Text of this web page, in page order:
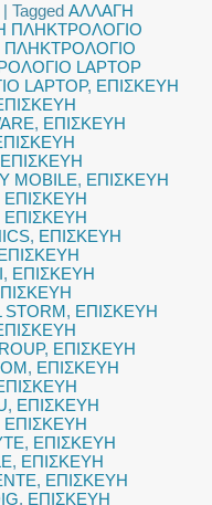
|Tagged ΑΛΛΑΓΗ
ΠΛΗΚΤΡΟΛΟΓΙΟ
ΠΛΗΚΤΡΟΛΟΓΙΟ
LAPTOP
LAPTOP, ΕΠΙΣΚΕΥΗ
, ΕΠΙΣΚΕΥΗ
ΕΠΙΣΚΕΥΗ
MOBILE, ΕΠΙΣΚΕΥΗ
ΕΠΙΣΚΕΥΗ
ΕΠΙΣΚΕΥΗ
, ΕΠΙΣΚΕΥΗ
, ΕΠΙΣΚΕΥΗ
, ΕΠΙΣΚΕΥΗ
, ΕΠΙΣΚΕΥΗ
, ΕΠΙΣΚΕΥΗ
, ΕΠΙΣΚΕΥΗ
ΕΠΙΣΚΕΥΗ
, ΕΠΙΣΚΕΥΗ
, ΕΠΙΣΚΕΥΗ
, ΕΠΙΣΚΕΥΗ
, ΕΠΙΣΚΕΥΗ